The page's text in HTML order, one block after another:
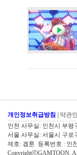
개인정보취급방침 약관
인천 사무실: 인천시 부평
서울 사무실: 서울시 구로
제호: 겜툰 등록번호 : 인
CopyrightⓒGAMTOON.